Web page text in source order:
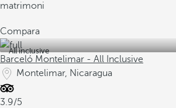
matrimoni
Compara
All inclusive
Barceló Montelimar - All Inclusive
Montelimar, Nicaragua
3.9/5